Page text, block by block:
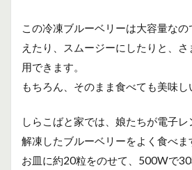
この冷凍ブルーベリーは大容量な
えたり、スムージーにしたりと、
用できます。
もちろん、そのまま食べても美味し
しらこばと家では、娘たちが電子
解凍したブルーベリーをよく食べま
お皿に約20粒をのせて、500Wで30